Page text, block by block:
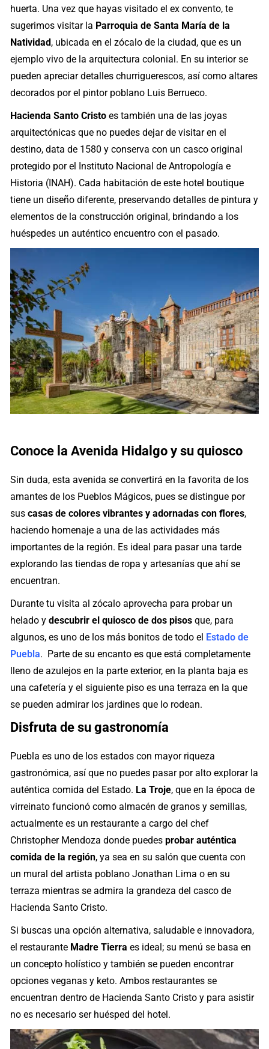
huerta. Una vez que hayas visitado el ex convento, te
sugerimos visitar la Parroquia de Santa María de la
Natividad, ubicada en el zócalo de la ciudad, que es un
ejemplo vivo de la arquitectura colonial. En su interior se
pueden apreciar detalles churriguerescos, así como altares
decorados por el pintor poblano Luis Berrueco.
Hacienda Santo Cristo es también una de las joyas
arquitectónicas que no puedes dejar de visitar en el
destino, data de 1580 y conserva con un casco original
protegido por el Instituto Nacional de Antropología e
Historia (INAH). Cada habitación de este hotel boutique
tiene un diseño diferente, preservando detalles de pintura y
elementos de la construcción original, brindando a los
huéspedes un auténtico encuentro con el pasado.
Conoce la Avenida Hidalgo y su quiosco
Sin duda, esta avenida se convertirá en la favorita de los
amantes de los Pueblos Mágicos, pues se distingue por
suscasas de colores vibrantes y adornadas con flores,
haciendo homenaje a una de las actividades más
importantes de la región. Es ideal para pasar una tarde
explorando las tiendas de ropa y artesanías que ahí se
encuentran.
Durante tu visita al zócalo aprovecha para probar un
helado y descubrir el quiosco de dos pisos que, para
algunos, es uno de los más bonitos de todo el Estado de
Puebla. ​ Parte de su encanto es que está completamente
lleno de azulejos en la parte exterior, en la planta baja es
una cafetería y el siguiente piso es una terraza en la que
se pueden admirar los jardines que lo rodean.
Disfruta de su gastronomía
Puebla es uno de los estados con mayor riqueza
gastronómica, así que no puedes pasar por alto explorar la
auténtica comida del Estado. La Troje, que en la época de
virreinato funcionó como almacén de granos y semillas,
actualmente es un restaurante a cargo del chef
Christopher Mendoza donde puedes probar auténtica
comida de la región, ya sea en su salón que cuenta con
un mural del artista poblano Jonathan Lima o en su
terraza mientras se admira la grandeza del casco de
Hacienda Santo Cristo.
Si buscas una opción alternativa, saludable e innovadora,
el restaurante Madre Tierra es ideal; su menú se basa en
un concepto holístico y también se pueden encontrar
opciones veganas y keto. Ambos restaurantes se
encuentran dentro de Hacienda Santo Cristo y para asistir
no es necesario ser huésped del hotel.